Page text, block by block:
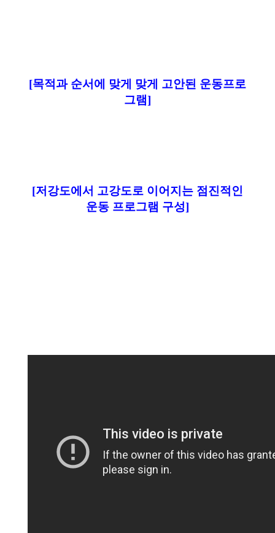
[목적과 순서에 맞게 맞게 고안된 운동프로
그램]
[저강도에서 고강도로 이어지는 점진적인
운동 프로그램 구성]